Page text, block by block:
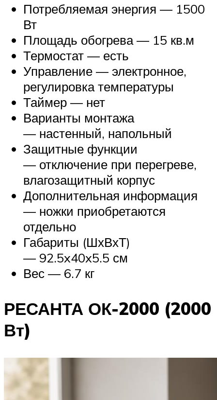
Потребляемая энергия — 1500
Вт
Площадь обогрева — 15 кв.м
Термостат — есть
Управление — электронное,
регулировка температуры
Таймер — нет
Варианты монтажа
— настенный, напольный
Защитные функции
— отключение при перегреве,
влагозащитный корпус
Дополнительная информация
— ножки приобретаются
отдельно
Габариты (ШхВхТ)
— 92.5x40x5.5 см
Вес — 6.7 кг
РЕСАНТА ОК-2000 (2000
Вт)